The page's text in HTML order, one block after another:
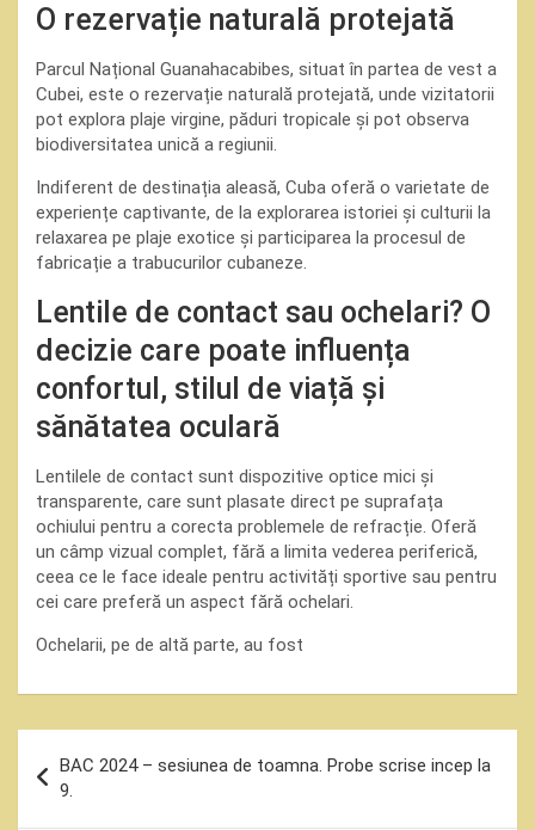
O rezervație naturală protejată
Parcul Național Guanahacabibes, situat în partea de vest a
Cubei, este o rezervație naturală protejată, unde vizitatorii
pot explora plaje virgine, păduri tropicale și pot observa
biodiversitatea unică a regiunii.
Indiferent de destinația aleasă, Cuba oferă o varietate de
experiențe captivante, de la explorarea istoriei și culturii la
relaxarea pe plaje exotice și participarea la procesul de
fabricație a trabucurilor cubaneze.
Lentile de contact sau ochelari? O
decizie care poate influența
confortul, stilul de viață și
sănătatea oculară
Lentilele de contact sunt dispozitive optice mici și
transparente, care sunt plasate direct pe suprafața
ochiului pentru a corecta problemele de refracție. Oferă
un câmp vizual complet, fără a limita vederea periferică,
ceea ce le face ideale pentru activități sportive sau pentru
cei care preferă un aspect fără ochelari.
Ochelarii, pe de altă parte, au fost
în
BAC 2024 – sesiunea de toamna. Probe scrise incep la
9.